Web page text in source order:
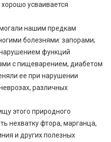
усваивается
нашим предкам
болезнями: запорами;
функций
с пищеварением, диабетом
ее при нарушении
различных
этого природного
нехватку фтора, марганца,
и других полезных